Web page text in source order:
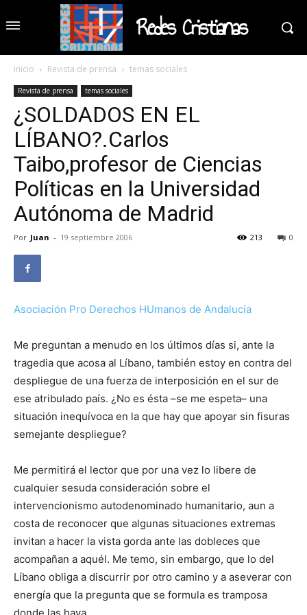
Redes Cristianas
Inicio Revista de prensa temas sociales
Revista de prensa temas sociales
¿SOLDADOS EN EL
LÍBANO?.Carlos
Taibo,profesor de Ciencias
Políticas en la Universidad
Autónoma de Madrid
Por Juan - 19 septiembre 2006 0
213
Asociación Pro Derechos HUmanos de Andalucía
Me preguntan a menudo en los últimos días si, ante la
tragedia que acosa al Líbano, también estoy en contra del
despliegue de una fuerza de interposición en el sur de
ese atribulado país. ¿No es ésta –se me espeta– una
situación inequívoca en la que hay que apoyar sin fisuras
semejante despliegue?
Me permitirá el lector que por una vez lo libere de
cualquier sesuda consideración sobre el
intervencionismo autodenominado humanitario, aun a
costa de reconocer que algunas situaciones extremas
invitan a hacer la vista gorda ante las dobleces que
acompañan a aquél. Me temo, sin embargo, que lo del
Líbano obliga a discurrir por otro camino y a aseverar con
energía que la pregunta que se formula es tramposa